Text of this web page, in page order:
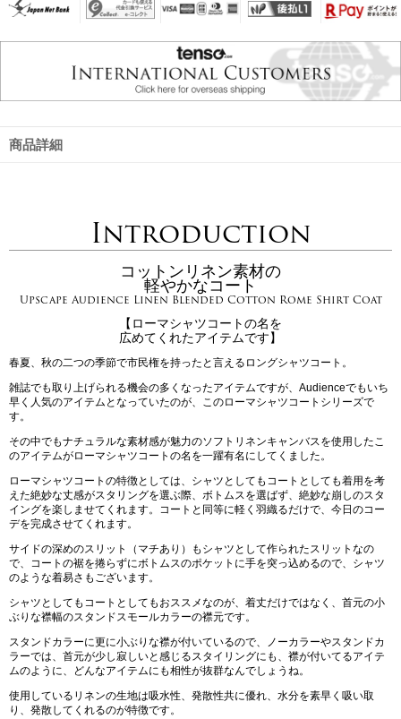
商品詳細
Introduction
コットンリネン素材の
軽やかなコート
Upscape Audience Linen Blended Cotton Rome Shirt Coat
【ローマシャツコートの名を
広めてくれたアイテムです】
春夏、秋の二つの季節で市民権を持ったと言えるロングシャツコート。
雑誌でも取り上げられる機会の多くなったアイテムですが、Audienceでもいち
早く人気のアイテムとなっていたのが、このローマシャツコートシリーズで
す。
その中でもナチュラルな素材感が魅力のソフトリネンキャンバスを使用したこ
のアイテムがローマシャツコートの名を一躍有名にしてくました。
ローマシャツコートの特徴としては、シャツとしてもコートとしても着用を考
えた絶妙な丈感がスタリングを選ぶ際、ボトムスを選ばず、絶妙な崩しのスタ
イングを楽しませてくれます。コートと同等に軽く羽織るだけで、今日のコー
デを完成させてくれます。
サイドの深めのスリット（マチあり）もシャツとして作られたスリットなの
で、コートの裾を捲らずにボトムスのポケットに手を突っ込めるので、シャツ
のような着易さもございます。
シャツとしてもコートとしてもおススメなのが、着丈だけではなく、首元の小
ぶりな襟幅のスタンドスモールカラーの襟元です。
スタンドカラーに更に小ぶりな襟が付いているので、ノーカラーやスタンドカ
ラーでは、首元が少し寂しいと感じるスタイリングにも、襟が付いてるアイテ
ムのように、どんなアイテムにも相性が抜群なんでしょうね。
使用しているリネンの生地は吸水性、発散性共に優れ、水分を素早く吸い取
り、発散してくれるのが特徴です。